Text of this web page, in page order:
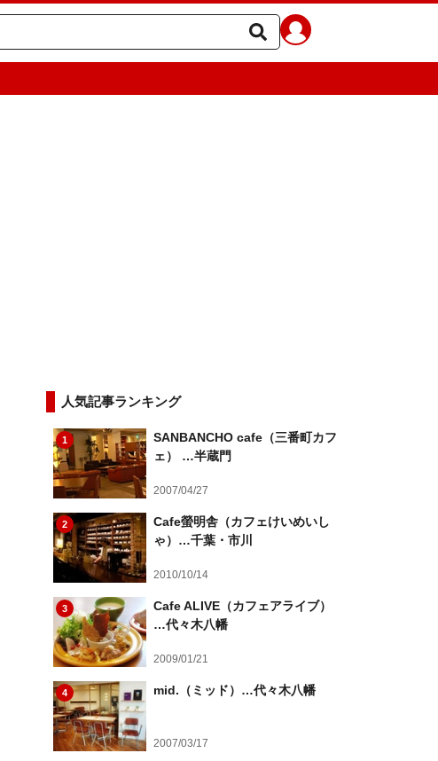
人気記事ランキング
1
SANBANCHO cafe（三番町カフ
ェ） …半蔵門
2007/04/27
2
Cafe螢明舎（カフェけいめいし
ゃ）…千葉・市川
2010/10/14
3
Cafe ALIVE（カフェアライブ）
…代々木八幡
2009/01/21
4 mid.（ミッド）…代々木八幡
2007/03/17